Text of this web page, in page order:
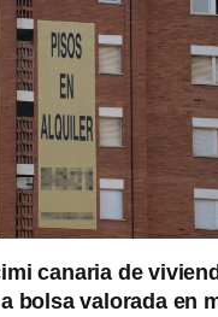
canaria de
bolsa valorada en